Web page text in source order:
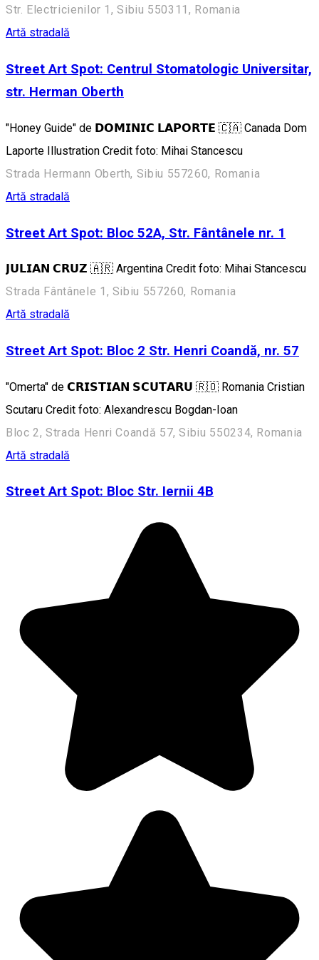
Str. Electricienilor 1, Sibiu 550311, Romania
Artă stradală
Street Art Spot: Centrul Stomatologic Universitar,
str. Herman Oberth
"Honey Guide" de 𝗗𝗢𝗠𝗜𝗡𝗜𝗖 𝗟𝗔𝗣𝗢𝗥𝗧𝗘 🇨🇦 Canada Dom
Laporte Illustration Credit foto: Mihai Stancescu
Strada Hermann Oberth, Sibiu 557260, Romania
Artă stradală
Street Art Spot: Bloc 52A, Str. Fântânele nr. 1
𝗝𝗨𝗟𝗜𝗔𝗡 𝗖𝗥𝗨𝗭 🇦🇷 Argentina Credit foto: Mihai Stancescu
Strada Fântânele 1, Sibiu 557260, Romania
Artă stradală
Street Art Spot: Bloc 2 Str. Henri Coandă, nr. 57
"Omerta" de 𝗖𝗥𝗜𝗦𝗧𝗜𝗔𝗡 𝗦𝗖𝗨𝗧𝗔𝗥𝗨 🇷🇴 Romania Cristian
Scutaru Credit foto: Alexandrescu Bogdan-Ioan
Bloc 2, Strada Henri Coandă 57, Sibiu 550234, Romania
Artă stradală
Street Art Spot: Bloc Str. Iernii 4B